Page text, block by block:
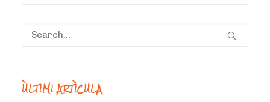
ÙLTIMI ARTÌCULA